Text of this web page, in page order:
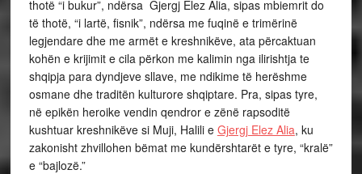
thotë “i bukur”, ndërsa Gjergj Elez Alia, sipas mbiemrit do
të thotë, “i lartë, fisnik”, ndërsa me fuqinë e trimërinë
legjendare dhe me armët e kreshnikëve, ata përcaktuan
kohën e krijimit e cila përkon me kalimin nga ilirishtja te
shqipja para dyndjeve sllave, me ndikime të herëshme
osmane dhe traditën kulturore shqiptare. Pra, sipas tyre,
në epikën heroike vendin qendror e zënë rapsoditë
kushtuar kreshnikëve si Muji, Halili e Gjergj Elez Alia, ku
zakonisht zhvillohen bëmat me kundërshtarët e tyre, “kralë”
e “bajlozë.”